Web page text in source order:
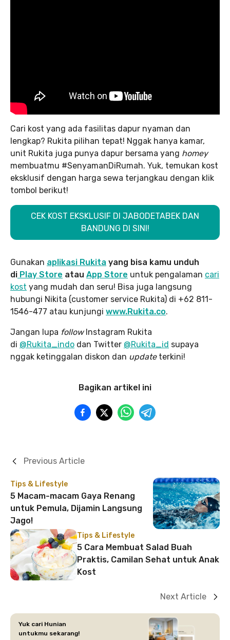
Cari kost yang ada fasilitas dapur nyaman dan
lengkap? Rukita pilihan tepat! Nggak hanya kamar,
unit Rukita juga punya dapur bersama yang homey
membuatmu #SenyamanDiRumah. Yuk, temukan kost
eksklusif dengan harga sewa terjangkau dengan klik
tombol berikut!
CEK KOST EKSKLUSIF DI JABODETABEK DAN
BANDUNG DI SINI!
Gunakan aplikasi Rukita yang bisa kamu unduh
di Play Store atau App Store untuk pengalaman cari
kost yang mudah dan seru! Bisa juga langsung
hubungi Nikita (customer service Rukita) di +62 811-
1546-477 atau kunjungi www.Rukita.co.
Jangan lupa followInstagram Rukita
di @Rukita_indo dan Twitter @Rukita_id supaya
nggak ketinggalan diskon dan update terkini!
Bagikan artikel ini
Tips & Lifestyle
5 Macam-macam Gaya Renang
untuk Pemula, Dijamin Langsung
Jago!
Previous Article
Tips & Lifestyle
5 Cara Membuat Salad Buah
Praktis, Camilan Sehat untuk Anak
Kost
Next Article
Yuk cari Hunian
untukmu sekarang!